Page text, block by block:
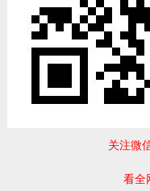
关注微
看全